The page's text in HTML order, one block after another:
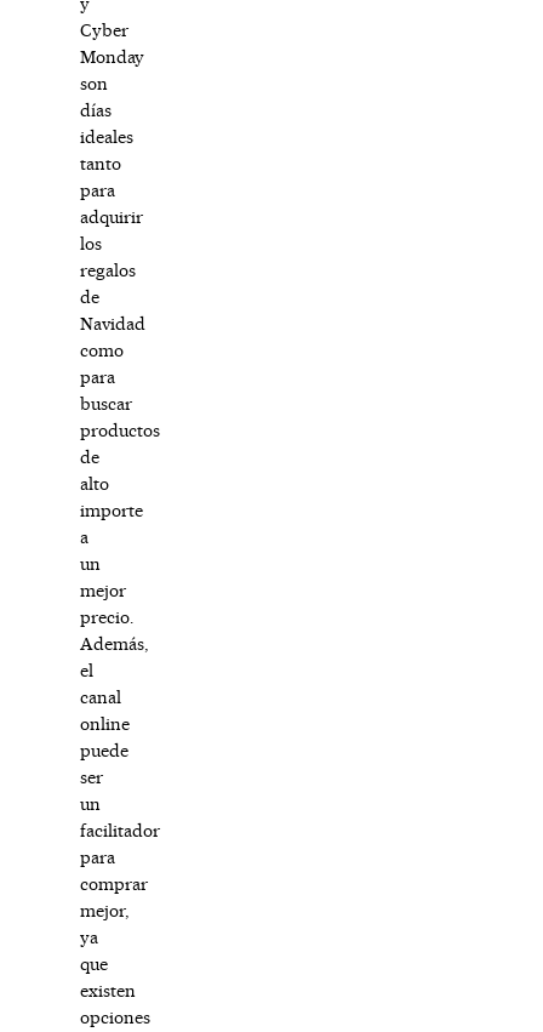
Cyber
Monday
son
días
ideales
tanto
para
adquirir
los
regalos
de
Navidad
como
para
buscar
productos
de
alto
importe
a
un
mejor
precio.
Además,
el
canal
online
puede
ser
un
facilitador
para
comprar
mejor,
ya
que
existen
opciones